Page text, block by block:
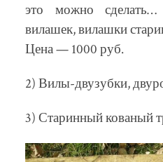
это можно
вилашек, вилашки
Цена — 1000 руб.
2) Вилы-двузубки,
3) Старинный кованый